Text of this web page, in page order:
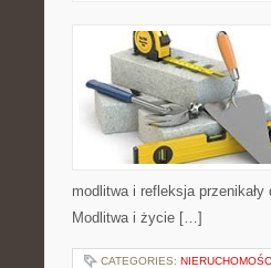
modlitwa i refleksja
Modlitwa i życie […]
CATEGORIES: